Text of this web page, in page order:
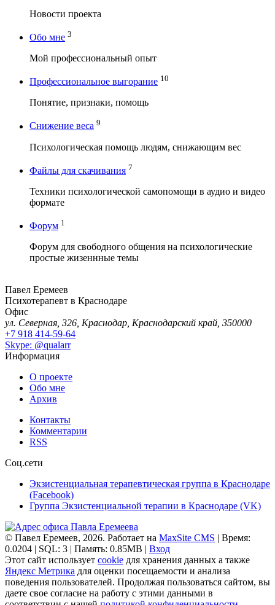
Новости проекта
Обо мне 3
Мой профессиональный опыт
Профессиональное выгорание 10
Понятие, признаки, помощь
Снижение веса 9
Психологическая помощь людям, снижающим вес
Файлы для скачивания 7
Техники психологической самопомощи в аудио и видео
формате
Форум 1
Форум для свободного общения на психологические
простые жизеннные темы
Павел Еремеев
Психотерапевт в Краснодаре
Офис
ул. Северная, 326, Краснодар, Краснодарский край, 350000
+7 918 414-59-64
Skype: @qualarr
Информация
О проекте
Обо мне
Архив
Контакты
Комментарии
RSS
Соц.сети
Экзистенциальная терапевтическая группа в Краснодаре
(Facebook)
Группа Экзистенциальной терапии в Краснодаре (VK)
© Павел Еремеев, 2026. Работает на MaxSite CMS | Время:
0.0204 | SQL: 3 | Память: 0.85MB
Вход
Этот сайт использует cookie для хранения данных а также
Яндекс Метрика для оценки посещаемости и анализа
поведения пользователей. Продолжая пользоваться сайтом, вы
даете свое согласие на работу с этими данными в